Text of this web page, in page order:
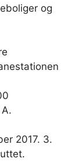
og
2017. 3.